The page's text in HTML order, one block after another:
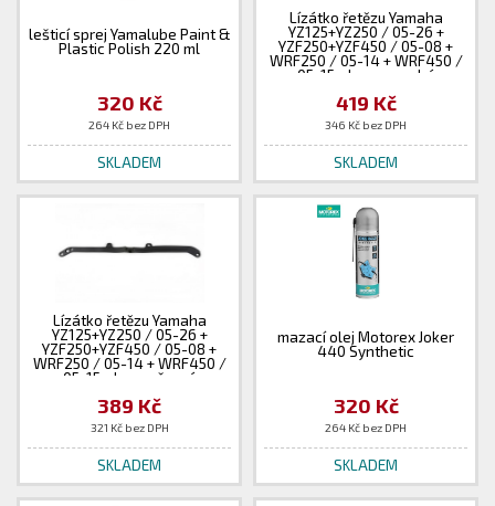
lešticí sprej Yamalube Paint &
Plastic Polish 220 ml
320 Kč
264 Kč bez DPH
SKLADEM
Lízátko řetězu Yamaha
YZ125+YZ250 / 05-26 +
YZF250+YZF450 / 05-08 +
WRF250 / 05-14 + WRF450 /
05-15 - barva modrá
419 Kč
346 Kč bez DPH
SKLADEM
Lízátko řetězu Yamaha
YZ125+YZ250 / 05-26 +
YZF250+YZF450 / 05-08 +
WRF250 / 05-14 + WRF450 /
05-15 - barva černá
389 Kč
321 Kč bez DPH
SKLADEM
mazací olej Motorex Joker
440 Synthetic
320 Kč
264 Kč bez DPH
SKLADEM